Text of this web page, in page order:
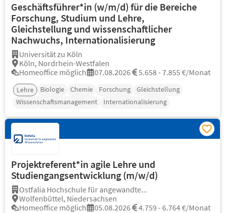
Geschäftsführer*in (w/m/d) für die Bereiche
Forschung, Studium und Lehre,
Gleichstellung und wissenschaftlicher
Nachwuchs, Internationalisierung
Universität zu Köln
Köln, Nordrhein-Westfalen
Homeoffice möglich
07.08.2026 5.658 - 7.855 €/Monat
Lehre Biologie Chemie Forschung
Gleichstellung
Wissenschaftsmanagement
Internationalisierung
Projektreferent*in agile Lehre und
Studiengangsentwicklung (m/w/d)
Ostfalia Hochschule für angewandte...
Wolfenbüttel, Niedersachsen
Homeoffice möglich
05.08.2026 4.759 - 6.764 €/Monat